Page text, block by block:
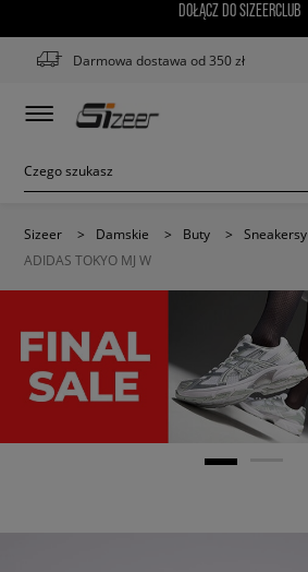
DOŁĄCZ DO SIZEERCLUB
Darmowa dostawa od 350 zł
Sizeer > Damskie > Buty > Sneakersy
ADIDAS TOKYO MJ W